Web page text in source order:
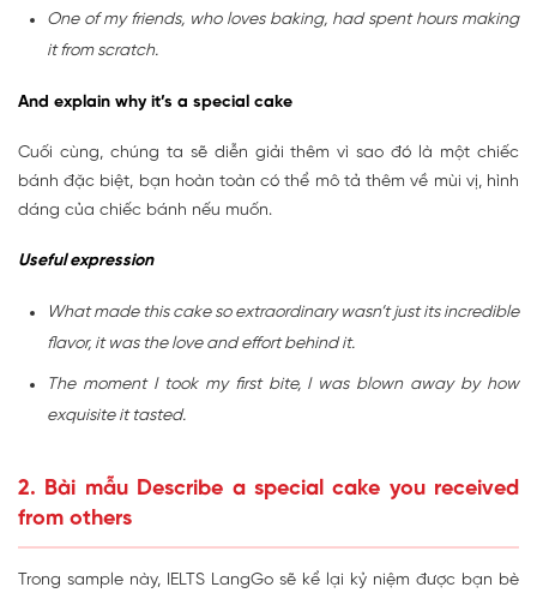
One of my friends, who loves baking, had spent hours making
it from scratch.
And explain why it’s a special cake
Cuối cùng, chúng ta sẽ diễn giải thêm vì sao đó là một chiếc
bánh đặc biệt, bạn hoàn toàn có thể mô tả thêm về mùi vị, hình
dáng của chiếc bánh nếu muốn.
Useful expression
What made this cake so extraordinary wasn’t just its incredible
flavor, it was the love and effort behind it.
The moment I took my first bite, I was blown away by how
exquisite it tasted.
2. Bài mẫu Describe a special cake you received
from others
Trong sample này, IELTS LangGo sẽ kể lại kỷ niệm được bạn bè